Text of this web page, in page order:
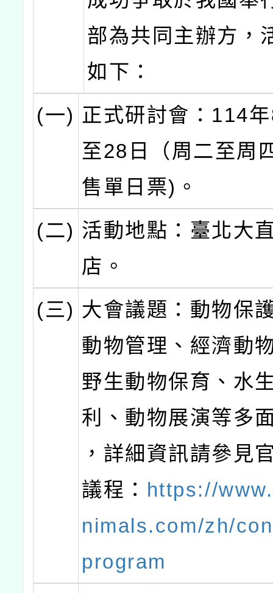
部為共同主辦方，
如下：
(一) 正式研討會：114
至28日（周二至周
售單日票)。
(二) 活動地點：臺北大
店。
(三) 大會議題：動物保
動物管理、經濟動
野生動物保育、水
利、動物展演等多
，詳細資訊請參見
議程： https://
nimals.com/zh/
program